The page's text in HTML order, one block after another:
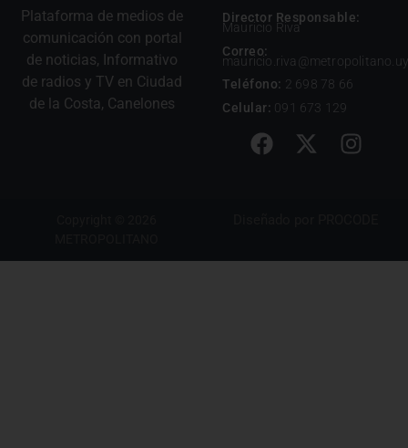
Plataforma de medios de
comunicación con portal
de noticias, Informativo
de radios y TV en Ciudad
de la Costa, Canelones
Director Responsable:
Mauricio Riva
Correo:
mauricio.riva@metropolitano.uy
Teléfono: 2 698 78 66
Celular: 091 673 129